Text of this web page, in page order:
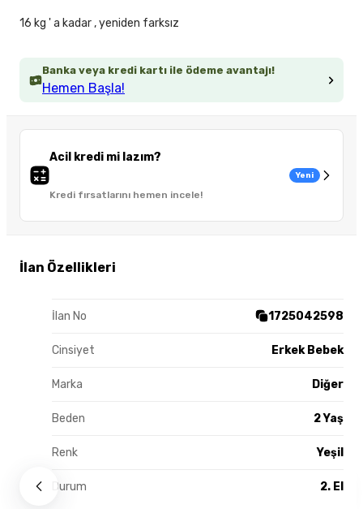
Banka veya kredi kartı ile ödeme avantajı!
Hemen Başla!
Acil kredi mi lazım?
Kredi fırsatlarını hemen incele!
Yeni
İlan Özellikleri
İlan No 1725042598
Cinsiyet Erkek Bebek
Marka Diğer
Beden 2 Yaş
Renk Yeşil
Durum 2. El
16 kg ' a kadar , yeniden farksız